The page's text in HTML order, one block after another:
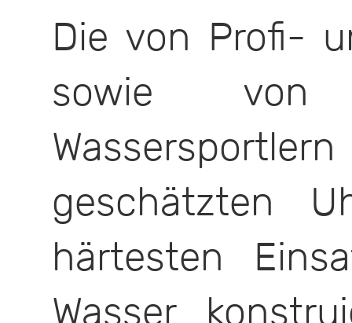
Die von Profi-
sowie von
geschätzten
härtesten
Wasser